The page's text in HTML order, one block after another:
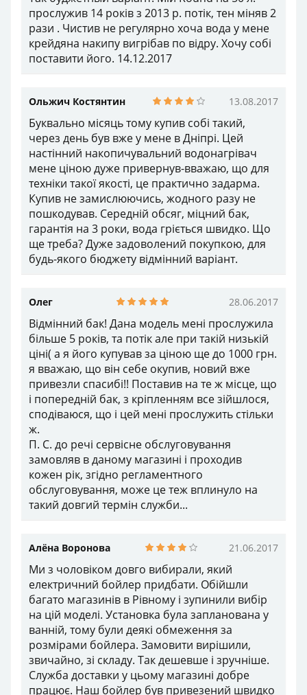
Буквально місяць тому купив собі такий, через
день був вже у мене в Дніпрі. Цей настінний
накопичувальний водонагрівач мене ціною дуже
привернув-вважаю, що для техніки такої якості,
міцний бак, гарантія на 3 роки, вода гріється
покупкою, для будь-якого бюджету відмінний
варіант.
Олег 28.06.2017
Відмінний бак! Дана модель мені прослужила
більше 5 років, та потік але при такій низькій
ціні( а я його купував за ціною ще до 1000 грн. я
вважаю, що він себе окупив, новий вже
привезли спасибі!! Поставив на те ж місце, що і
сподіваюся, що і цей мені прослужить стільки ж.
в даному магазині і проходив кожен рік, згідно
регламентного обслуговування, може це теж
вплинуло на такий довгий термін служби...
Алёна Воронова 21.06.2017
Ми з чоловіком довго вибирали, який
електричний бойлер придбати. Обійшли багато
магазинів в Рівному і зупинили вибір на цій
моделі. Установка була запланована у ванній,
тому були деякі обмеження за розмірами
бойлера. Замовити вирішили, звичайно, зі
складу. Так дешевше і зручніше. Служба
бойлер був привезений швидко та в зручний для
скажу, що багато електроенергії споживає, що
знову ж таки є перевагою. Я порахувала і
зрозуміла, що гаряча вода дешевше з бойлера,
ніж з крана.